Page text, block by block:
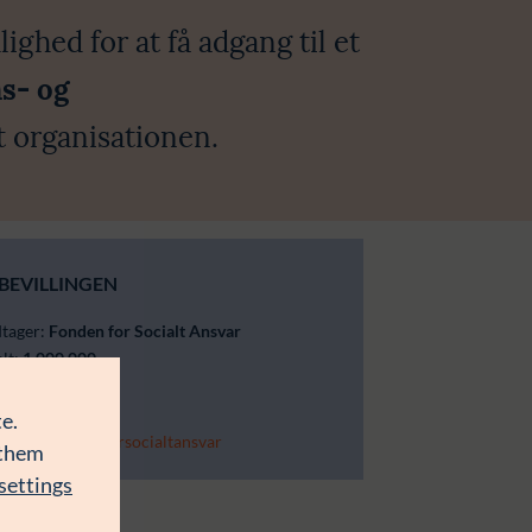
for at få adgang til et
og
organisationen.
Fonden for Socialt Ansvar
1.000.000
fondenforsocialtansvar